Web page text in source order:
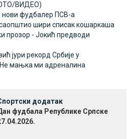
ВИДЕО)
нови фудбалер ПСВ-а
шири списак кошаркаша
прозор - Јокић предводи
јури рекорд Србије у
мањка ми адреналина
додатак
фудбала Републике Српске